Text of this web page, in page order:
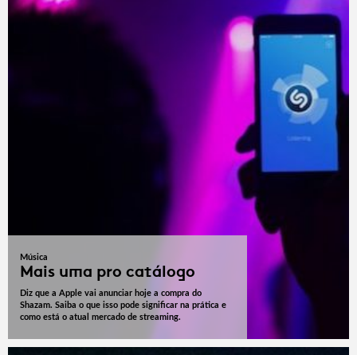
Música
Mais uma pro catálogo
Diz que a Apple vai anunciar hoje a compra do
Shazam. Saiba o que isso pode significar na prática e
como está o atual mercado de streaming.